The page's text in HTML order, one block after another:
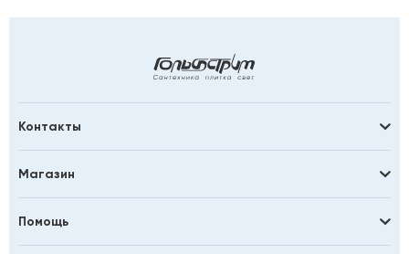
Контакты
Магазин
Помощь